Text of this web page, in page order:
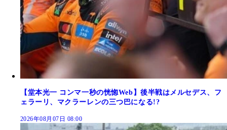
【堂本光一 コンマ一秒の恍惚Web】後半戦はメルセデス、フ
ェラーリ、マクラーレンの三つ巴になる!?
2026年08月07日 08:00